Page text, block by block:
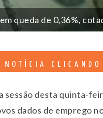
queda de 0,36%,
NOTÍCIA CLICANDO
sessão desta quinta-
dados de emprego